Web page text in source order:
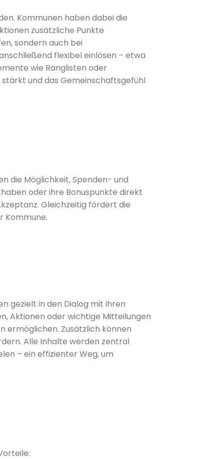
Kommunen haben dabei die
zusätzliche Punkte
sondern auch bei
flexibel einlösen – etwa
wie Ranglisten oder
stärkt und das Gemeinschaftsgefühl
die Möglichkeit, Spenden- und
oder ihre Bonuspunkte direkt
Gleichzeitig fördert die
Kommune.
gezielt in den Dialog mit ihren
Aktionen oder wichtige Mitteilungen
ermöglichen. Zusätzlich können
Alle Inhalte werden zentral
– ein effizienter Weg, um